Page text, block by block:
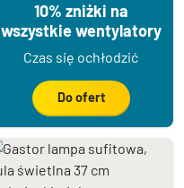
10% zniżki na
wszystkie wentylatory
Czas się ochłodzić
Do ofert